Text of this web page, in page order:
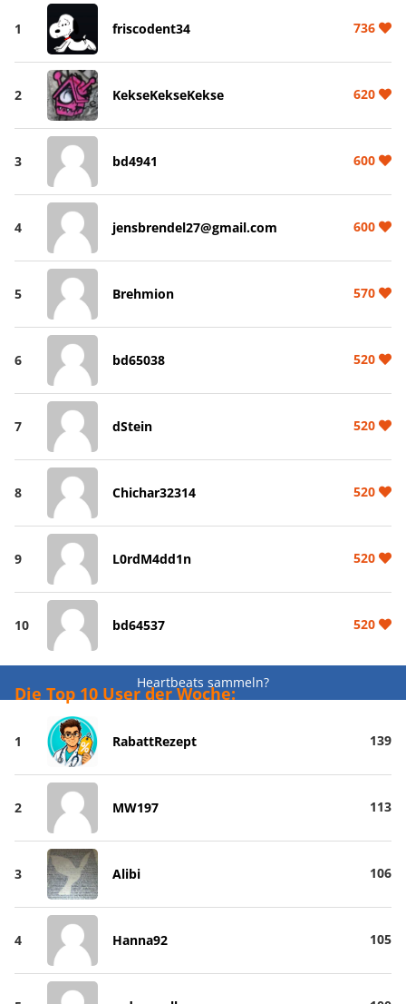
1 friscodent34 736
2 KekseKekseKekse 620
3 bd4941 600
4 jensbrendel27@gmail.com 600
5 Brehmion 570
6 bd65038 520
7 dStein 520
8 Chichar32314 520
9 L0rdM4dd1n 520
10 bd64537 520
Heartbeats sammeln?
Die Top 10 User der Woche:
1 RabattRezept 139
2 MW197 113
3 Alibi 106
4 Hanna92 105